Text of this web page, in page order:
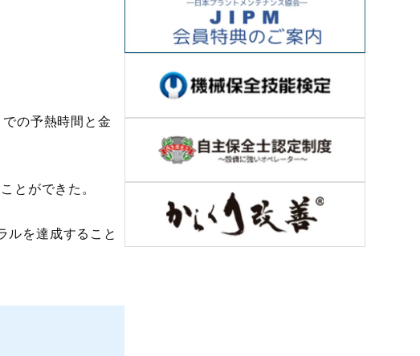
の予熱時間と金
とができた。
ルを達成すること